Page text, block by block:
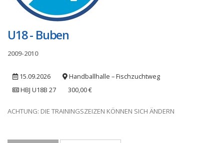
U18 - Buben
2009-2010
15.09.2026
Handballhalle – Fischzuchtweg
HBJ U18B 27
300,00 €
ACHTUNG: DIE TRAININGSZEIZEN KÖNNEN SICH ÄNDERN